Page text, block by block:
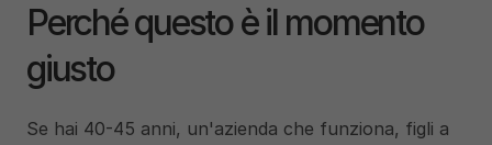
Perché questo è il momento
giusto
Se hai 40-45 anni, un'azienda che funziona, figli a